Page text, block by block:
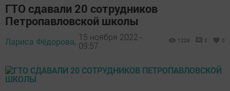
ГТО сдавали 20 сотрудников
Петропавловской школы
Лариса Фёдорова, 15 ноября 2022 -
09:57
1228 0 0